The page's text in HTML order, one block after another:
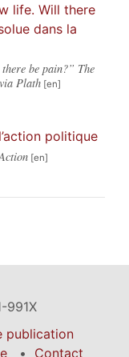
life. Will there
dans la
be pain?” The
Plath
politique
991X
publication
Contact